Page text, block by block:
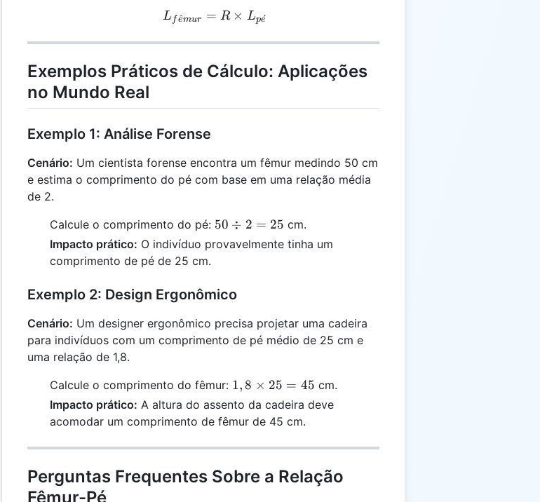
L_{fêmur} = R \times L_{pé}
Lfe
^mur = R × Lpe
ˊ
Exemplos Práticos de Cálculo: Aplicações
no Mundo Real
Exemplo 1: Análise Forense
Cenário: Um cientista forense encontra um fêmur medindo 50 cm
e estima o comprimento do pé com base em uma relação média
de 2.
Calcule o comprimento do pé: 50
\div
50 ÷ 2 = 25 cm.
Impacto prático: O indivíduo provavelmente tinha um
comprimento de pé de 25 cm.
Exemplo 2: Design Ergonômico
Cenário: Um designer ergonômico precisa projetar uma cadeira
para indivíduos com um comprimento de pé médio de 25 cm e
uma relação de 1,8.
Calcule o comprimento do fêmur: 1,8
\times
25 =
1,8 × 25 = 45 cm.
Impacto prático: A altura do assento da cadeira deve
acomodar um comprimento de fêmur de 45 cm.
Perguntas Frequentes Sobre a Relação
Fêmur-Pé